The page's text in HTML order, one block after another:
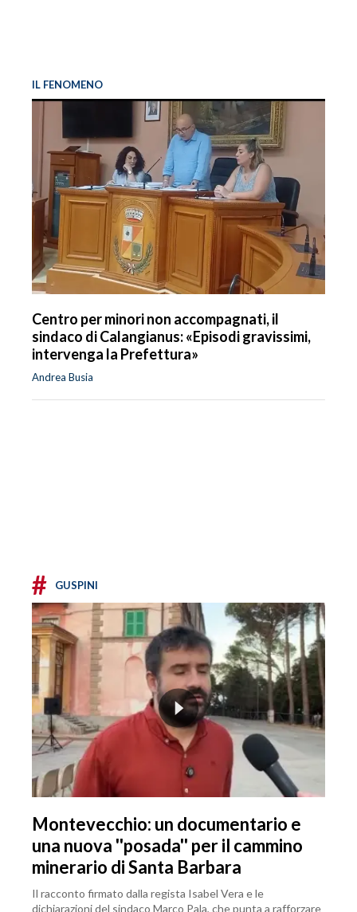
IL FENOMENO
Centro per minori non accompagnati, il
sindaco di Calangianus: «Episodi gravissimi,
intervenga la Prefettura»
Andrea Busia
# GUSPINI
Montevecchio: un documentario e
una nuova ''posada'' per il cammino
minerario di Santa Barbara
Il racconto firmato dalla regista Isabel Vera e le
dichiarazioni del sindaco Marco Pala, che punta a rafforzare